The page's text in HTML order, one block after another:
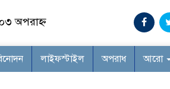
অপরাহ্ন
লাইফস্টাইল অপরাধ আরো